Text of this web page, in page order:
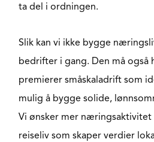
ta del i ordningen.
Slik kan vi ikke bygge
bedrifter i gang. Den må også
premierer småskaladrift som
mulig å bygge solide,
Vi ønsker mer næringsaktivitet
reiseliv som skaper verdier